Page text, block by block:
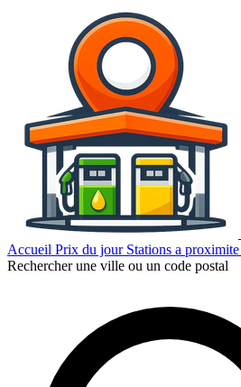
Accueil Prix du jour Stations a proximite
Rechercher une ville ou un code postal